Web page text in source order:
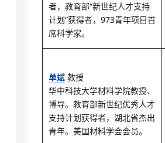
者，教育部“新世纪人才支持
计划”获得者，973青年项目首
席科学家。
单斌教授
华中科技大学材料学院教授、
博导。教育部新世纪优秀人才
支持计划获得者，湖北省杰出
青年。美国材料学会会员。